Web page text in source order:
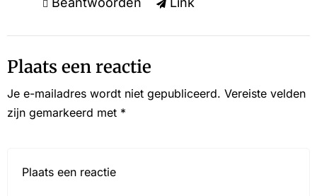
Plaats een reactie
Je e-mailadres wordt niet gepubliceerd. Vereiste velden
zijn gemarkeerd met *